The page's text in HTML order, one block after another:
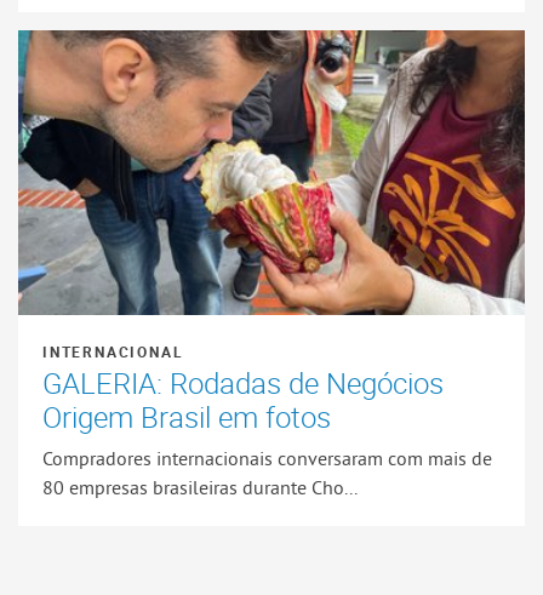
INTERNACIONAL
GALERIA: Rodadas de Negócios
Origem Brasil em fotos
Compradores internacionais conversaram com mais de
80 empresas brasileiras durante Cho...